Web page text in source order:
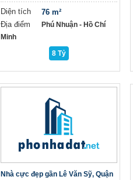
Diện tích
Địa điểm
76 m²
Phú Nhuận - Hồ Chí
Minh
8 Tỷ
Nhà cực đẹp gần Lê Văn Sỹ, Quận